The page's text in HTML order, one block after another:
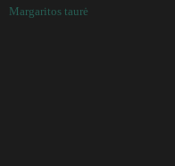
Margaritos taurė